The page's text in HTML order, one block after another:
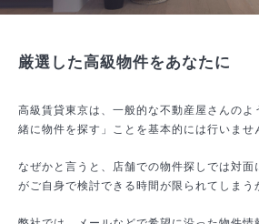
厳選した高級物件をあなたに
高級賃貸東京は、一般的な不動産屋さんのよ
緒に物件を探す」ことを基本的には行いませ
なぜかと言うと、店舗での物件探しでは対面
がご自身で検討できる時間が限られてしまう